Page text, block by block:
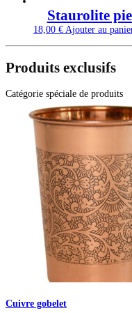
Staurolite
18,00 € Ajouter au
Produits exclusifs
Catégorie spéciale de produits
Cuivre gobelet